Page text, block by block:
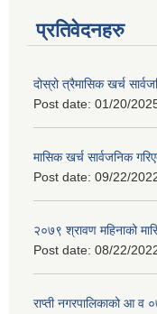
प्रतिवेदनहरु
दोस्रो त्रैमासिक खर्च
Post date: 01/20/
मासिक खर्च सार्वजनिक
Post date: 09/22/
२०७९ श्रावण महिनाको
Post date: 08/22/
राप्ती नगरपालिकाको आ व